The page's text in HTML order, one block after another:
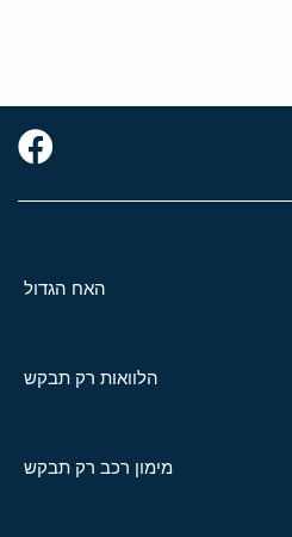
האח הגדול
הלוואות רק תבקש
מימון רכב רק תבקש